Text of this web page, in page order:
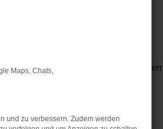
anderen Browser oder in
Maps, Chats,
und zu verbessern. Zudem werden